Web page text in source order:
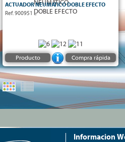
ACTUADOR NEUMATICO DOBLE EFECTO
Ref. 900951 L
Producto Compra rápida
Informacion